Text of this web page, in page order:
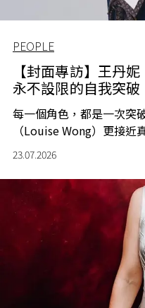
PEOPLE
【封面專訪】王丹
永不設限的自我突破
每一個角色，都是一次突
（Louise Wong）更接近
23.07.2026